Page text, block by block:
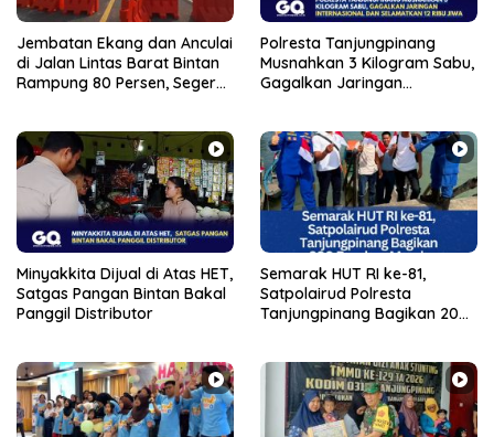
Jembatan Ekang dan Anculai
di Jalan Lintas Barat Bintan
Rampung 80 Persen, Segera
Polresta Tanjungpinang
Musnahkan 3 Kilogram Sabu,
Gagalkan Jaringan
Minyakkita Dijual di Atas HET,
Satgas Pangan Bintan Bakal
Panggil Distributor
Semarak HUT RI ke-81,
Satpolairud Polresta
Tanjungpinang Bagikan 200